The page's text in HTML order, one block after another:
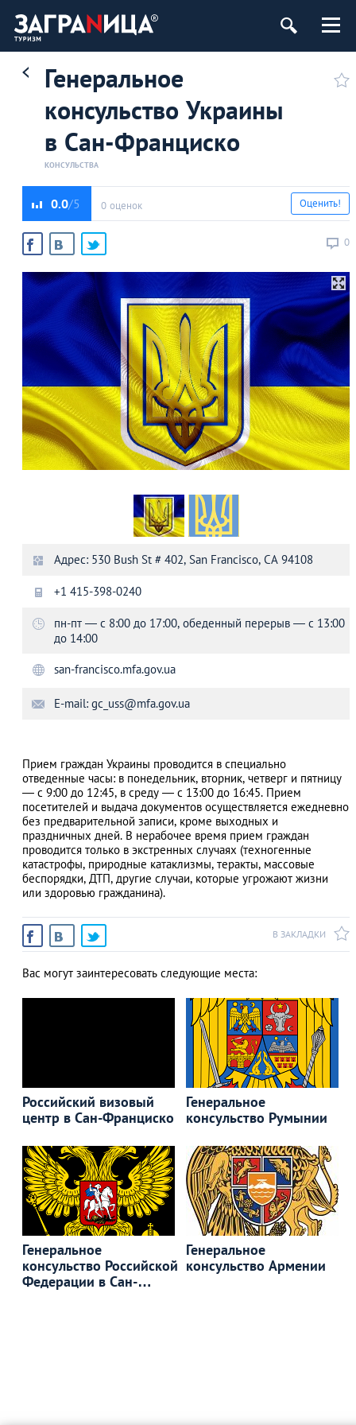
АЗАД
Генеральное
консульство Украины
в Сан-Франциско
КОНСУЛЬСТВА
0.0 0 оценок
0
Оценить!
Адрес: 530 Bush St # 402, San Francisco, CA 94108
+1 415-398-0240
пн-пт — с 8:00 до 17:00, обеденный перерыв — с 13:00
до 14:00
san-francisco.mfa.gov.ua
E-mail: gc_uss@mfa.gov.ua
Прием граждан Украины проводится в специально
отведенные часы: в понедельник, вторник, четверг и пятницу
— с 9:00 до 12:45, в среду — с 13:00 до 16:45. Прием
посетителей и выдача документов осуществляется ежедневно
без предварительной записи, кроме выходных и
праздничных дней. В нерабочее время прием граждан
проводится только в экстренных случаях (техногенные
катастрофы, природные катаклизмы, теракты, массовые
беспорядки, ДТП, другие случаи, которые угрожают жизни
или здоровью гражданина).
В ЗАКЛАДКИ
Вас могут заинтересовать следующие места:
Российский визовый
центр в Сан-Франциско
Генеральное
консульство Румынии
Генеральное
консульство Российской
Федерации в Сан-
Генеральное
консульство Армении